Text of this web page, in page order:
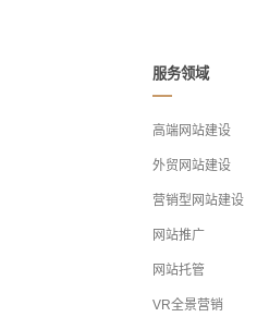
服务领域
高端网站建设
外贸网站建设
营销型网站建设
网站推广
网站托管
VR全景营销